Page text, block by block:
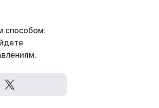
способом: